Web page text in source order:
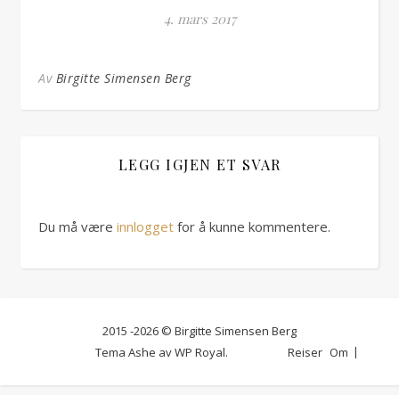
4. mars 2017
Av Birgitte Simensen Berg
LEGG IGJEN ET SVAR
Du må være innlogget for å kunne kommentere.
2015 -2026 © Birgitte Simensen Berg
Reiser Om
Tema Ashe avWP Royal.